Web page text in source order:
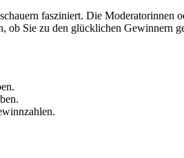
fasziniert. Die Moderatorinnen
ob Sie zu den glücklichen Gewinnern